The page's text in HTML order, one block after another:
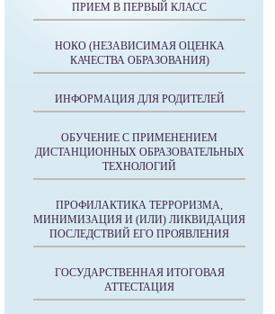
ПРИЕМ В ПЕРВЫЙ КЛАСС
НОКО (НЕЗАВИСИМАЯ ОЦЕНКА
КАЧЕСТВА ОБРАЗОВАНИЯ)
ИНФОРМАЦИЯ ДЛЯ РОДИТЕЛЕЙ
ОБУЧЕНИЕ С ПРИМЕНЕНИЕМ
ДИСТАНЦИОННЫХ ОБРАЗОВАТЕЛЬНЫХ
ТЕХНОЛОГИЙ
ПРОФИЛАКТИКА ТЕРРОРИЗМА,
МИНИМИЗАЦИЯ И (ИЛИ) ЛИКВИДАЦИЯ
ПОСЛЕДСТВИЙ ЕГО ПРОЯВЛЕНИЯ
ГОСУДАРСТВЕННАЯ ИТОГОВАЯ
АТТЕСТАЦИЯ